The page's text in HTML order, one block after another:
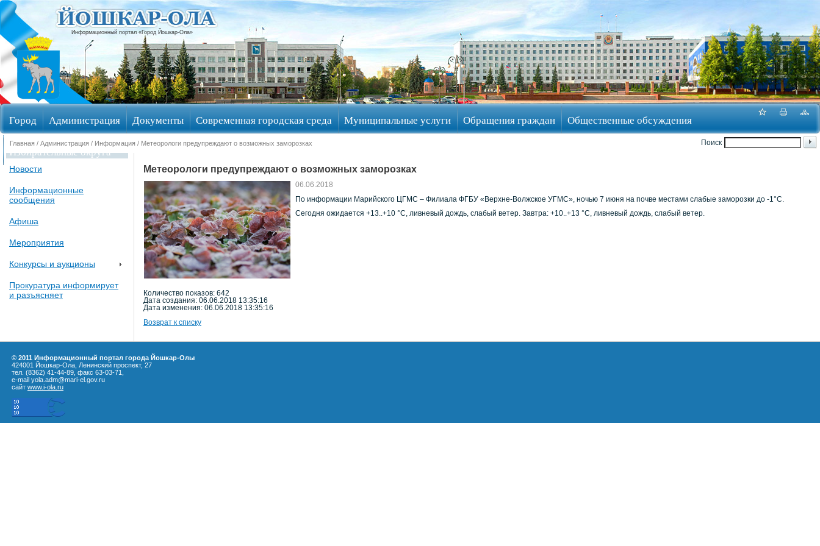
Информационный портал «Город Йошкар-Ола»
Город Администрация Документы Современная городская среда Муниципальные услуги Обращения граждан Общественные обсуждения
Избирательные округа
Поиск
Главная / Администрация / Информация / Метеорологи предупреждают о возможных заморозках
Новости
Информационные
сообщения
Афиша
Мероприятия
Конкурсы и аукционы
Прокуратура информирует
и разъясняет
Метеорологи предупреждают о возможных заморозках
06.06.2018
По информации Марийского ЦГМС – Филиала ФГБУ «Верхне-Волжское УГМС», ночью 7 июня на почве местами слабые заморозки до -1°С.
Сегодня ожидается +13..+10 °C, ливневый дождь, слабый ветер. Завтра: +10..+13 °C, ливневый дождь, слабый ветер.
Количество показов: 642
Дата создания: 06.06.2018 13:35:16
Дата изменения: 06.06.2018 13:35:16
Возврат к списку
© 2011 Информационный портал города Йошкар-Олы
424001 Йошкар-Ола, Ленинский проспект, 27
тел. (8362) 41-44-89, факс 63-03-71,
e-mail yola.adm@mari-el.gov.ru
сайт www.i-ola.ru